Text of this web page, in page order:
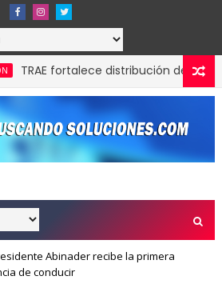
distribución de autobuses
Abinader recibe la primera
de conducir